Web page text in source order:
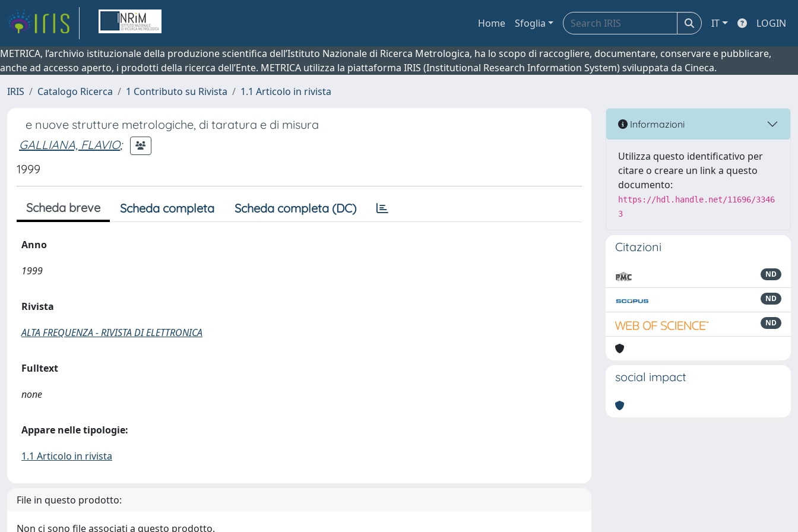
Home Sfoglia IT LOGIN
METRICA, l’archivio istituzionale della produzione scientifica dell’Istituto Nazionale di Ricerca Metrologica, ha lo scopo di raccogliere, documentare, conservare e pubblicare,
anche ad accesso aperto, i prodotti della ricerca dell’Ente. METRICA utilizza la piattaforma IRIS (Institutional Research Information System) sviluppata da Cineca.
IRIS
Catalogo Ricerca 1 Contributo su Rivista 1.1 Articolo in rivista
e nuove strutture metrologiche, di taratura e di misura
GALLIANA, FLAVIO;
1999
Scheda breve Scheda completa Scheda completa (DC)
Anno
1999
Rivista
ALTA FREQUENZA - RIVISTA DI ELETTRONICA
Fulltext
none
Appare nelle tipologie:
1.1 Articolo in rivista
File in questo prodotto:
Non ci sono file associati a questo prodotto.
Informazioni
Utilizza questo identificativo per
citare o creare un link a questo
documento:
https://hdl.handle.net/11696/3346
3
Citazioni
ND
ND
ND
social impact